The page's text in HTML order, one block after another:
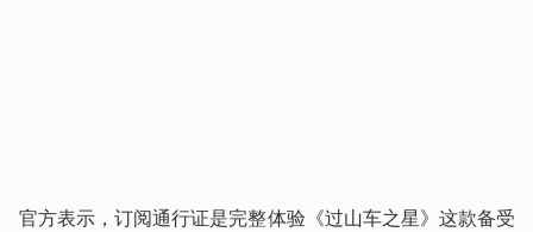
官方表示，订阅通行证是完整体验《过山车之星》这款备受